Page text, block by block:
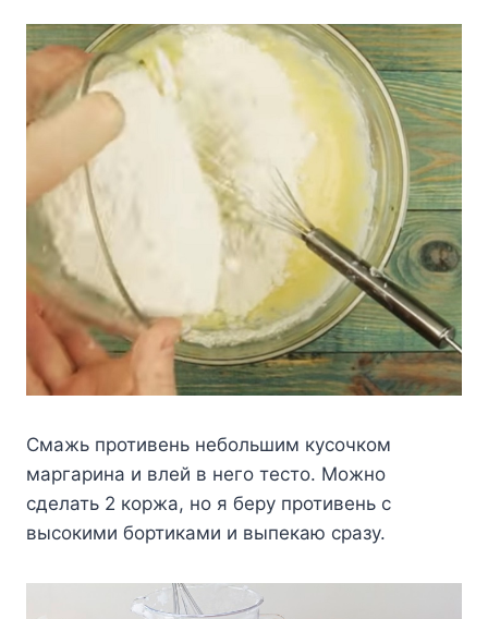
Смажь противень небольшим кусочком
маргарина и влей в него тесто. Можно
сделать 2 коржа, но я беру противень с
высокими бортиками и выпекаю сразу.